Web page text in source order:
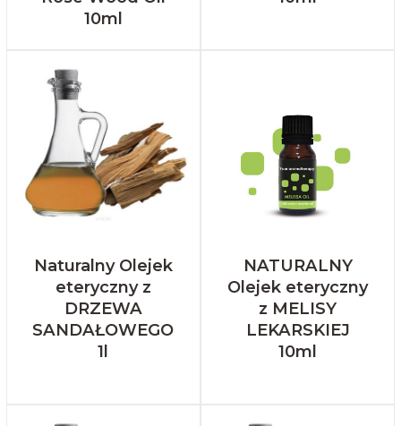
10ml
Naturalny Olejek
eteryczny z
DRZEWA
SANDAŁOWEGO
1l
NATURALNY
Olejek eteryczny
z MELISY
LEKARSKIEJ
10ml